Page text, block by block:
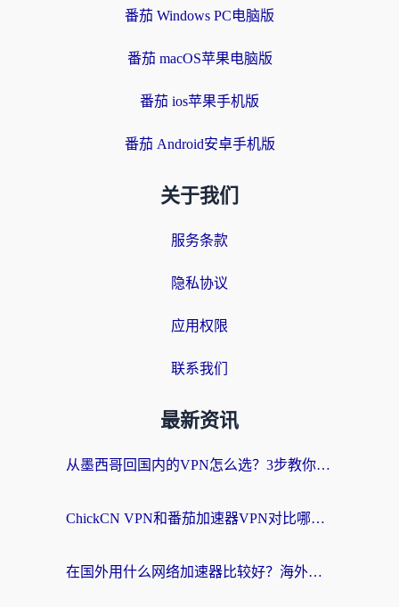
番茄 Windows PC电脑版
番茄 macOS苹果电脑版
番茄 ios苹果手机版
番茄 Android安卓手机版
关于我们
服务条款
隐私协议
应用权限
联系我们
最新资讯
从墨西哥回国内的VPN怎么选？3步教你无缝刷剧、玩国服游戏
ChickCN VPN和番茄加速器VPN对比哪个回国效果更好？海外党亲测后的真实答案
在国外用什么网络加速器比较好？海外党亲测：从痛点到解决方案的全攻略